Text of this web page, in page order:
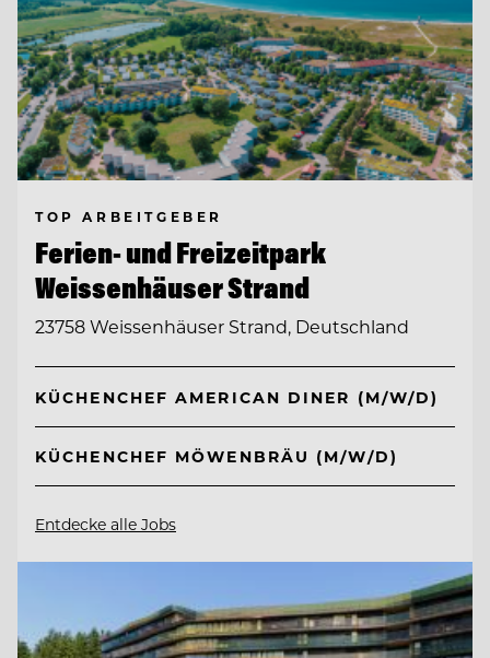
TOP ARBEITGEBER
Ferien- und Freizeitpark
Weissenhäuser Strand
23758 Weissenhäuser Strand, Deutschland
KÜCHENCHEF AMERICAN DINER (M/W/D)
KÜCHENCHEF MÖWENBRÄU (M/W/D)
Entdecke alle Jobs